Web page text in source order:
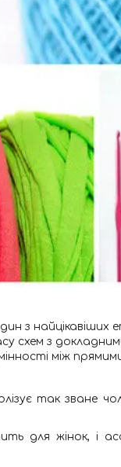
з
схем з
між
так зване
для жінок, і